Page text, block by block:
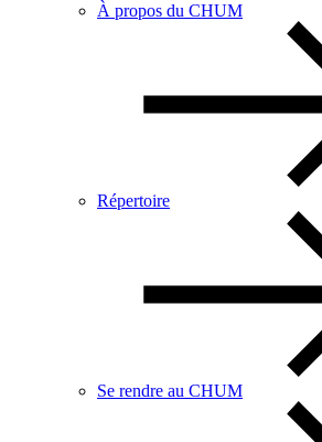
À propos du CHUM
Répertoire
Se rendre au CHUM